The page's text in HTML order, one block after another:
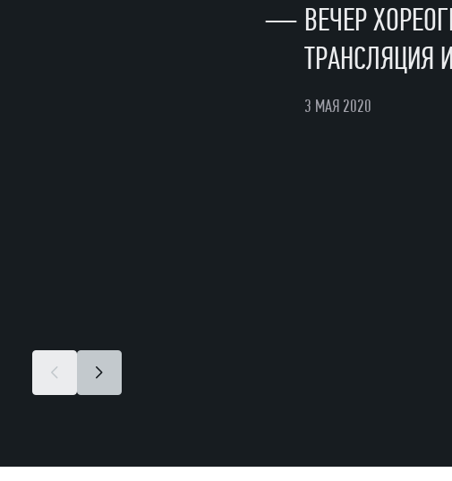
— ВЕЧЕР
ТРАНСЛЯЦИЯ
3 МАЯ 2020